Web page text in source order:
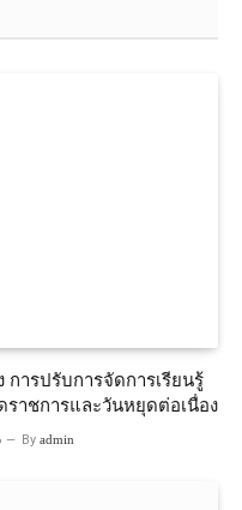
การปรับการจัดการเรียนรู้
ราชการและวันหยุดต่อเนื่อง
By admin